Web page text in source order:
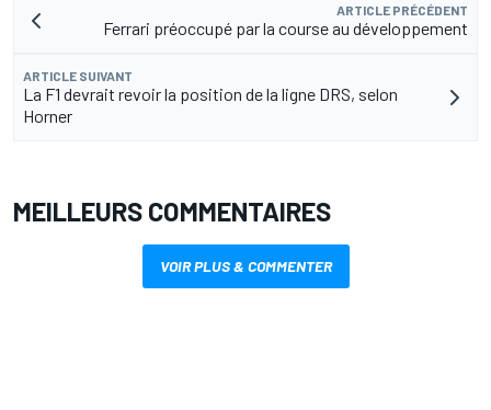
ARTICLE PRÉCÉDENT
Ferrari préoccupé par la course au développement
ARTICLE SUIVANT
La F1 devrait revoir la position de la ligne DRS, selon
Horner
MEILLEURS COMMENTAIRES
VOIR PLUS & COMMENTER